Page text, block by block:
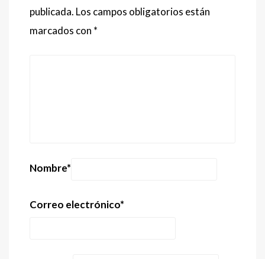
publicada. Los campos obligatorios están
marcados con *
Nombre*
Correo electrónico*